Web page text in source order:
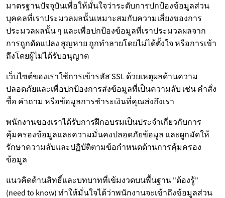
มาตรฐานปัจจุบันเพื่อให้มั่นใจว่าระดับการปกป้องข้อมูลส่วน
บุคคลที่เราประมวลผลนั้นเหมาะสมกับความเสี่ยงของการ
ประมวลผลนั้น ๆ และเพื่อปกป้องข้อมูลที่เราประมวลผลจาก
การถูกดัดแปลง สูญหาย ถูกทำลายโดยไม่ได้ตั้งใจ หรือการเข้า
ถึงโดยผู้ไม่ได้รับอนุญาต
เว็บไซต์ของเราใช้การเข้ารหัส SSL ด้วยเหตุผลด้านความ
ปลอดภัยและเพื่อปกป้องการส่งข้อมูลที่เป็นความลับ เช่น คำสั่ง
ซื้อ คำถาม หรือข้อมูลการชำระเงินที่คุณส่งถึงเรา
พนักงานของเราได้รับการฝึกอบรมเป็นประจำเกี่ยวกับการ
คุ้มครองข้อมูลและความมั่นคงปลอดภัยข้อมูล และผูกมัดให้
รักษาความลับและปฏิบัติตามข้อกำหนดด้านการคุ้มครอง
ข้อมูล
แนวคิดด้านสิทธิ์และบทบาทที่เข้มงวดบนพื้นฐาน "ต้องรู้"
(need to know) ทำให้มั่นใจได้ว่าพนักงานจะเข้าถึงข้อมูลส่วน